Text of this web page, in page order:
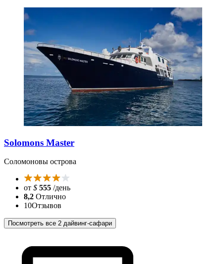
Solomons Master
Соломоновы острова
от $ 555 /день
8,2 Отлично
10Отзывов
Посмотреть все 2 дайвинг-сафари